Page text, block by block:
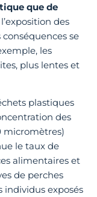
que de
des
se
les
plus lentes et
plastiques
des
micromètres)
le taux de
alimentaires et
de perches
individus exposés